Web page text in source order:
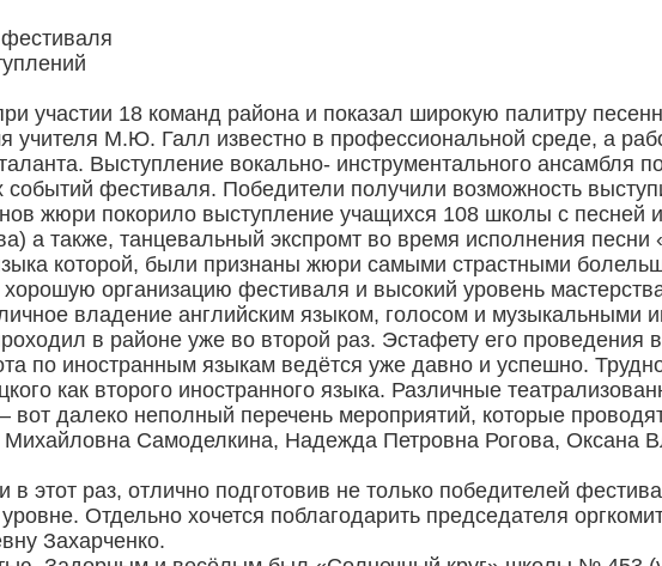
участии 18 команд района и показал широкую палитру
учителя М.Ю. Галл известно в профессиональной среде, а
Выступление вокально- инструментального ансамбля
фестиваля. Победители получили возможность
жюри покорило выступление учащихся 108 школы с песней
а также, танцевальный экспромт во время исполнения
которой, были признаны жюри самыми страстными
организацию фестиваля и высокий уровень
владение английским языком, голосом и музыкальными
в районе уже во второй раз. Эстафету его проведения
по иностранным языкам ведётся уже давно и успешно.
как второго иностранного языка. Различные
вот далеко неполный перечень мероприятий, которые
Михайловна Самоделкина, Надежда Петровна Рогова, Оксана
в этот раз, отлично подготовив не только победителей
Отдельно хочется поблагодарить председателя
Захарченко.